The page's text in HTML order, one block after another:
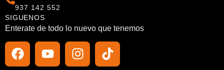
937 142 552
SIGUENOS
Enterate de todo lo nuevo que tenemos